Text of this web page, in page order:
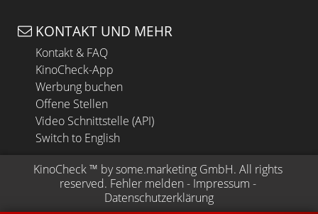
KONTAKT UND MEHR
Kontakt & FAQ
KinoCheck-App
Werbung buchen
Offene Stellen
Video Schnittstelle (API)
Switch to English
KinoCheck ™ by some.marketing GmbH. All rights
reserved. Fehler melden - Impressum -
Datenschutzerklärung